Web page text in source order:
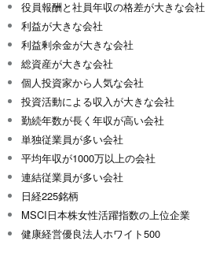
役員報酬と社員年収の格差が大きな会社
利益が大きな会社
利益剰余金が大きな会社
総資産が大きな会社
個人投資家から人気な会社
投資活動による収入が大きな会社
勤続年数が長く年収が高い会社
単独従業員が多い会社
平均年収が1000万以上の会社
連結従業員が多い会社
日経225銘柄
MSCI日本株女性活躍指数の上位企業
健康経営優良法人ホワイト500